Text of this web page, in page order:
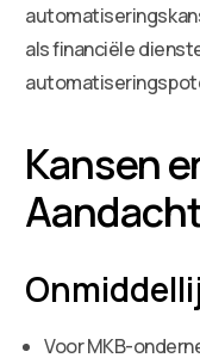
als financiële
Kansen
Voor MKB-